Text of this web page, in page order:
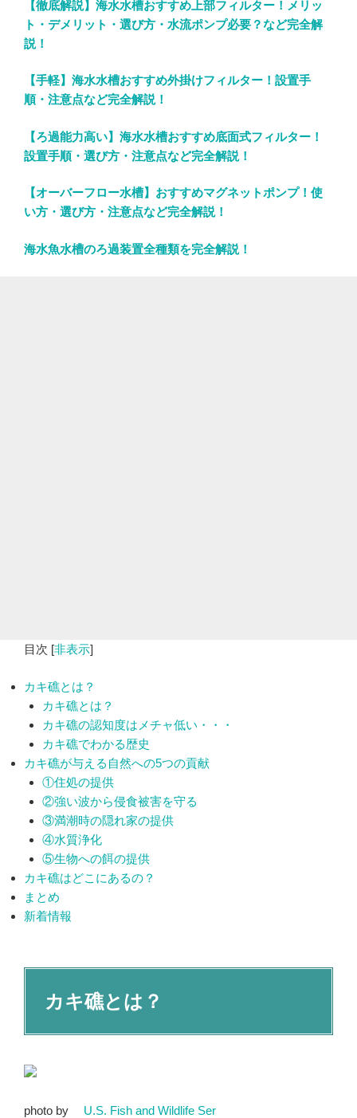
【徹底解説】海水水槽おすすめ上部フィルター！メリッ
ト・デメリット・選び方・水流ポンプ必要？など完全解
説！
【手軽】海水水槽おすすめ外掛けフィルター！設置手
順・注意点など完全解説！
【ろ過能力高い】海水水槽おすすめ底面式フィルター！
設置手順・選び方・注意点など完全解説！
【オーバーフロー水槽】おすすめマグネットポンプ！使
い方・選び方・注意点など完全解説！
海水魚水槽のろ過装置全種類を完全解説！
目次 [非表示]
カキ礁とは？
カキ礁とは？
カキ礁の認知度はメチャ低い・・・
カキ礁でわかる歴史
カキ礁が与える自然への5つの貢献
①住処の提供
②強い波から侵食被害を守る
③満潮時の隠れ家の提供
④水質浄化
⑤生物への餌の提供
カキ礁はどこにあるの？
まとめ
新着情報
カキ礁とは？
photo by U.S. Fish and Wildlife Ser